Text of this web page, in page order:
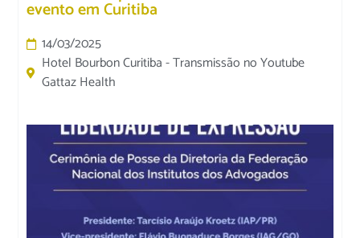
evento em Curitiba
14/03/2025
Hotel Bourbon Curitiba - Transmissão no Youtube
Gattaz Health